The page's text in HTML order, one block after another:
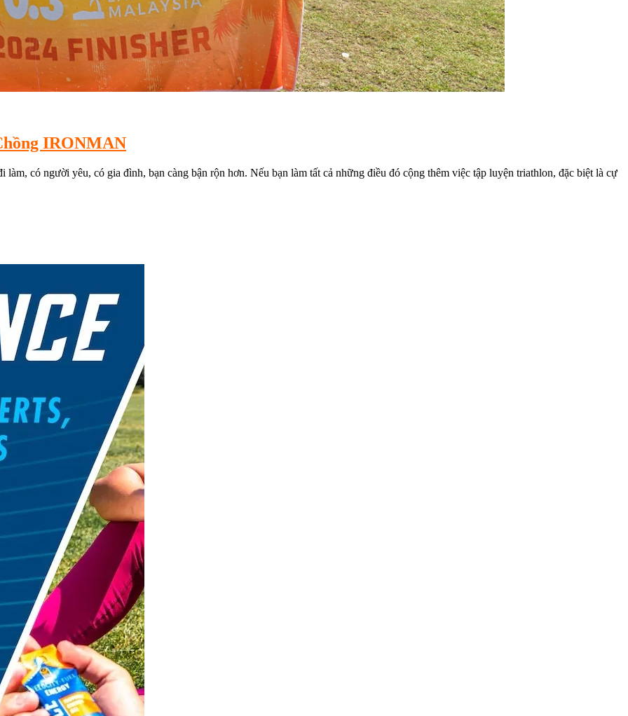
IRONMAN
có người yêu, có gia đình, bạn càng bận rộn hơn. Nếu bạn làm tất cả những điều đó cộng thêm việc tập luyện triathlon, đặc biệt là cự